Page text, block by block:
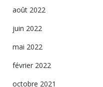
août 2022
juin 2022
mai 2022
février 2022
octobre 2021